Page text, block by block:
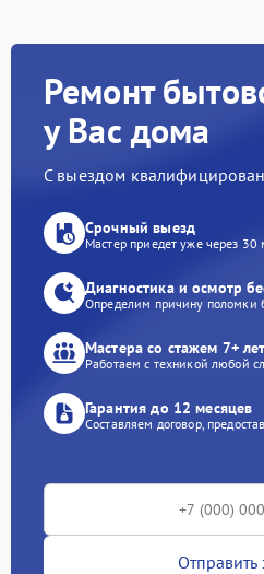
Ремонт
у Вас дома
С выездом
Срочный выезд
Мастер приедет уже через 30
Диагностика и осмотр
Определим причину поломки
Мастера со стажем 7+ лет
Работаем с техникой любой
Гарантия до 12 месяцев
Составляем договор,
Отправить